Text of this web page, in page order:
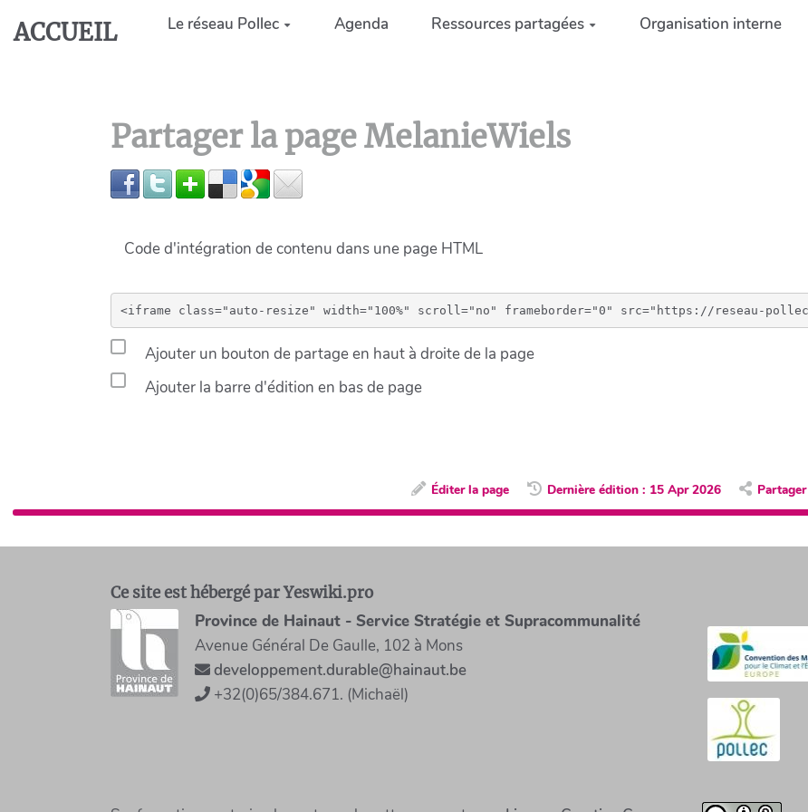
Aller au contenu principal
ACCUEIL Le réseau Pollec Agenda Ressources partagées Organisation interne
Partager la page MelanieWiels
Code d'intégration de contenu dans une page HTML
Ajouter un bouton de partage en haut à droite de la page
Ajouter la barre d'édition en bas de page
Éditer la page Dernière édition : 15 Apr 2026 Partager
Ce site est hébergé par Yeswiki.pro
Province de Hainaut - Service Stratégie et Supracommunalité
Avenue Général De Gaulle, 102 à Mons
developpement.durable@hainaut.be
+32(0)65/384.671. (Michaël)